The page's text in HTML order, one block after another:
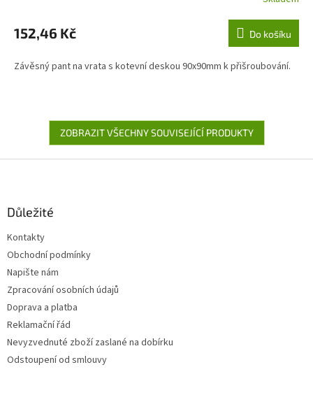
152,46 Kč Do košíku
Závěsný pant na vrata s kotevní deskou 90x90mm k přišroubování.
ZOBRAZIT VŠECHNY SOUVISEJÍCÍ PRODUKTY
Důležité
Kontakty
Obchodní podmínky
Napište nám
Zpracování osobních údajů
Doprava a platba
Reklamační řád
Nevyzvednuté zboží zaslané na dobírku
Odstoupení od smlouvy